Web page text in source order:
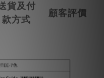
貨及付
款方式
顧客評價